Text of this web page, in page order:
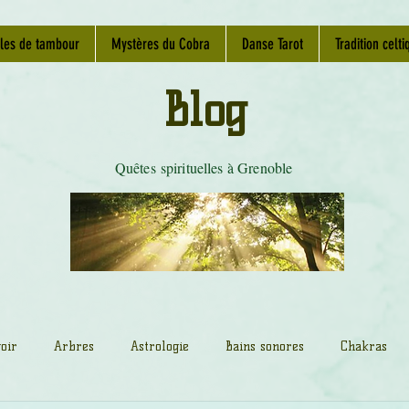
de tambour Mystères du Cobra Danse Tarot Tradition
Quêtes spirituelles à Grenoble
Blog
Arbres Astrologie Bains sonores Chakras